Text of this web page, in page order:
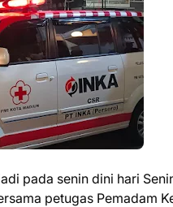
pada senin dini hari
petugas Pemadam